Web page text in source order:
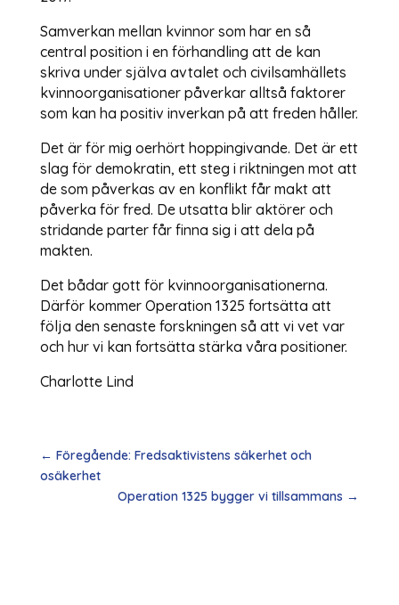
Samverkan mellan kvinnor som har en så
central position i en förhandling att de kan
skriva under själva avtalet och civilsamhällets
kvinnoorganisationer påverkar alltså faktorer
som kan ha positiv inverkan på att freden håller.
Det är för mig oerhört hoppingivande. Det är ett
slag för demokratin, ett steg i riktningen mot att
de som påverkas av en konflikt får makt att
påverka för fred. De utsatta blir aktörer och
stridande parter får finna sig i att dela på
makten.
Det bådar gott för kvinnoorganisationerna.
Därför kommer Operation 1325 fortsätta att
följa den senaste forskningen så att vi vet var
och hur vi kan fortsätta stärka våra positioner.
Charlotte Lind
← Föregående: Fredsaktivistens säkerhet och
osäkerhet
Operation 1325 bygger vi tillsammans →